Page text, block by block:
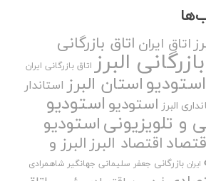
اتاق ایران اتاق بازرگانی
البرز اتاق بازرگانی ایران
استان البرز استاندار
البرز استودیواستودیو
و تلویزیونیاستودیو
اقتصاد البرزالبرز و
ایران بازرگانی جعفر سلیمانی جهانگیر شاهمرادی